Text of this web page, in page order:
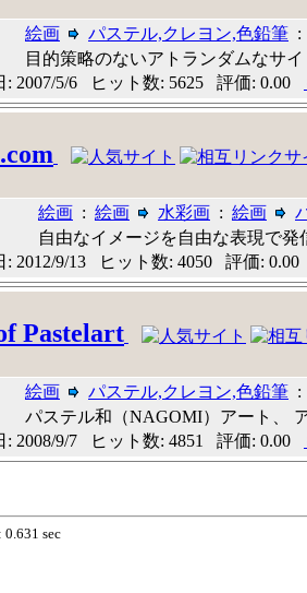
絵画 パステル,クレヨン,色鉛筆 :
目的策略のないアトランダムなサ
: 2007/5/6 ヒット数: 5625 評価: 0.00
絵画 : 絵画 水彩画 : 絵画
自由なイメージを自由な表現で発
: 2012/9/13 ヒット数: 4050 評価: 0.00
Pastelart
絵画 パステル,クレヨン,色鉛筆 :
パステル和（NAGOMI）アート、
: 2008/9/7 ヒット数: 4851 評価: 0.00
sec